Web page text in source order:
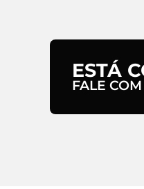
ESTÁ
FALE